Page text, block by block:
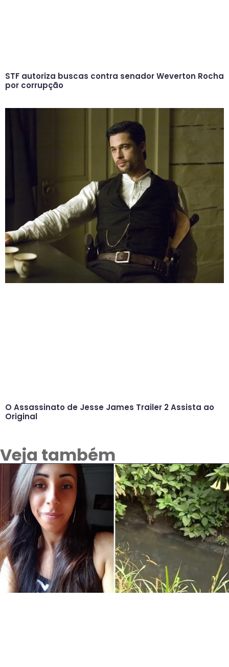
STF autoriza buscas contra senador Weverton Rocha
por corrupção
O Assassinato de Jesse James Trailer 2 Assista ao
Original
Veja também